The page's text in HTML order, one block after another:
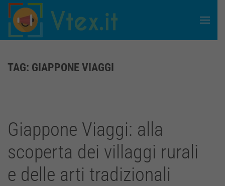
Skip to main content
TAG: GIAPPONE VIAGGI
Giappone Viaggi: alla
scoperta dei villaggi rurali
e delle arti tradizionali